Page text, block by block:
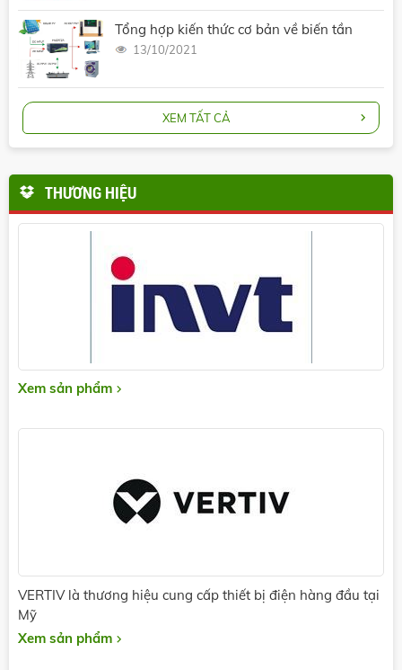
Tổng hợp kiến thức cơ bản về biến tần
13/10/2021
XEM TẤT CẢ
THƯƠNG HIỆU
Xem sản phẩm
VERTIV là thương hiệu cung cấp thiết bị điện hàng đầu tại
Mỹ
Xem sản phẩm